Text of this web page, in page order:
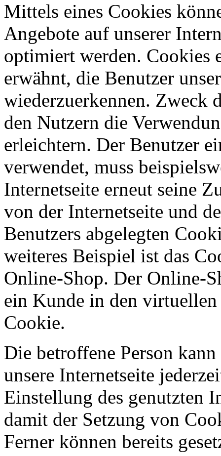
Mittels eines Cookies
Angebote auf unserer
optimiert werden. Cookies
erwähnt, die Benutzer
wiederzuerkennen. Zweck
den Nutzern die
erleichtern. Der Benutzer
verwendet, muss
Internetseite erneut seine
von der Internetseite und
Benutzers abgelegten
weiteres Beispiel ist das
Online-Shop. Der Online-
ein Kunde in den
Cookie.
Die betroffene Person
unsere Internetseite
Einstellung des genutzten
damit der Setzung von
Ferner können bereits